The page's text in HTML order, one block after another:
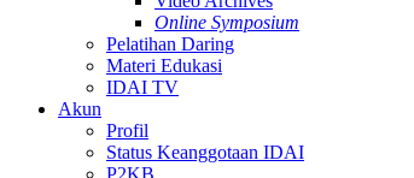
Online Symposium
Pelatihan Daring
Materi Edukasi
IDAI TV
Akun
Profil
Status Keanggotaan IDAI
P2KB